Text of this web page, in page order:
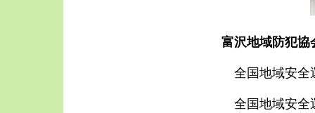
富沢地域防犯協
全国地域安
全国地域安全